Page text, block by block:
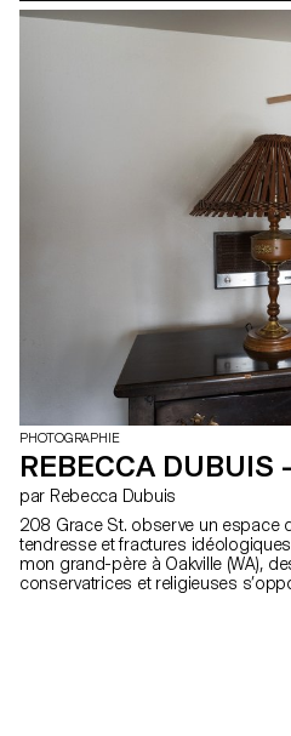
PHOTOGRAPHIE
REBECCA DUBUIS
par Rebecca Dubuis
208 Grace St. observe un espace
tendresse et fractures
mon grand-père à Oakville (WA),
conservatrices et religieuses